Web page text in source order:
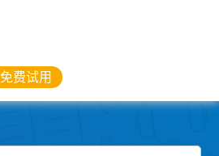
免费试用